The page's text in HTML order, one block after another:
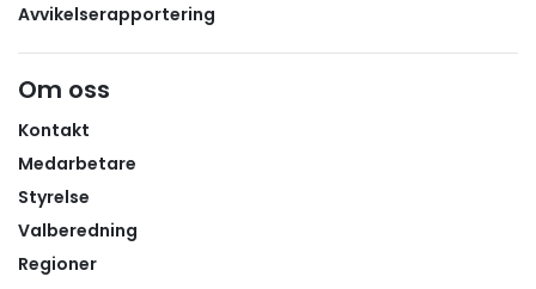
Avvikelserapportering
Om oss
Kontakt
Medarbetare
Styrelse
Valberedning
Regioner